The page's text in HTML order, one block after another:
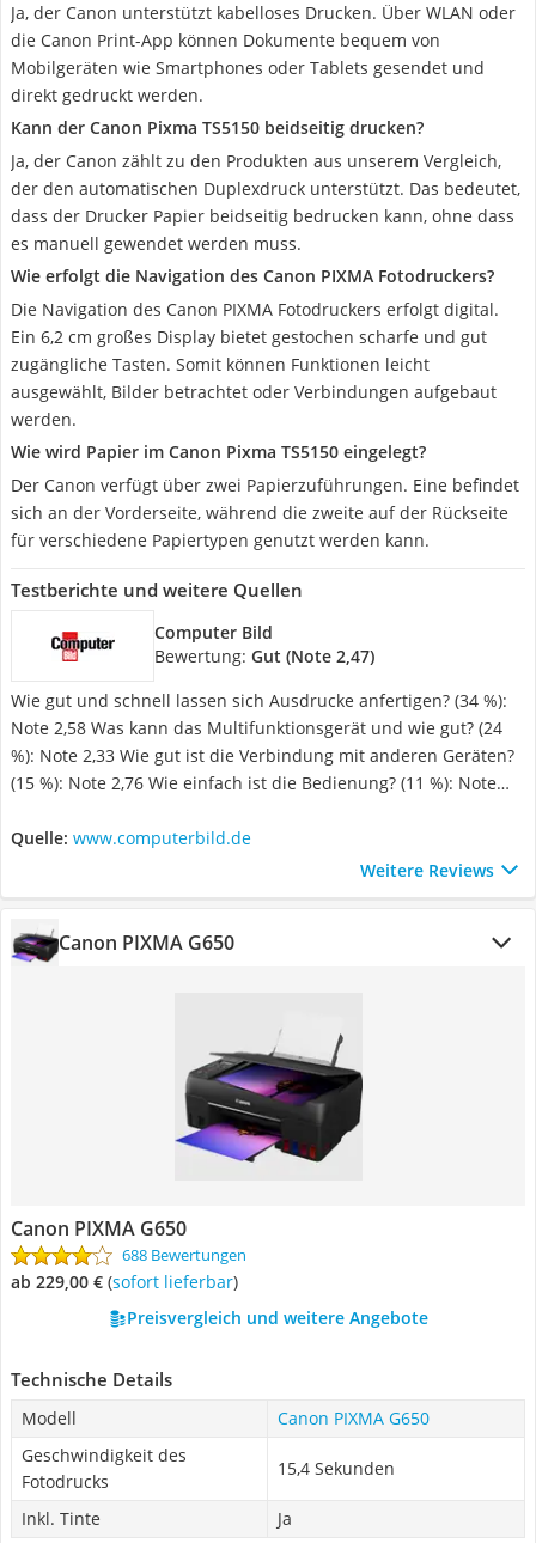
Ja, der Canon unterstützt kabelloses Drucken. Über WLAN oder
die Canon Print-App können Dokumente bequem von
Mobilgeräten wie Smartphones oder Tablets gesendet und
direkt gedruckt werden.
Kann der Canon Pixma TS5150 beidseitig drucken?
Ja, der Canon zählt zu den Produkten aus unserem Vergleich,
der den automatischen Duplexdruck unterstützt. Das bedeutet,
dass der Drucker Papier beidseitig bedrucken kann, ohne dass
es manuell gewendet werden muss.
Wie erfolgt die Navigation des Canon PIXMA Fotodruckers?
Die Navigation des Canon PIXMA Fotodruckers erfolgt digital.
Ein 6,2 cm großes Display bietet gestochen scharfe und gut
zugängliche Tasten. Somit können Funktionen leicht
ausgewählt, Bilder betrachtet oder Verbindungen aufgebaut
werden.
Wie wird Papier im Canon Pixma TS5150 eingelegt?
Der Canon verfügt über zwei Papierzuführungen. Eine befindet
sich an der Vorderseite, während die zweite auf der Rückseite
für verschiedene Papiertypen genutzt werden kann.
Testberichte und weitere Quellen
Computer Bild
Bewertung: Gut (Note 2,47)
Wie gut und schnell lassen sich Ausdrucke anfertigen? (34 %):
Note 2,58 Was kann das Multifunktionsgerät und wie gut? (24
%): Note 2,33 Wie gut ist die Verbindung mit anderen Geräten?
(15 %): Note 2,76 Wie einfach ist die Bedienung? (11 %): Note
Betrieb? (16 %): Note 2,03
Quelle: www.computerbild.de
Weitere Reviews
Canon PIXMA G650
Canon PIXMA G650
688 Bewertungen
ab 229,00 € ( Sofort lieferbar)
Preisvergleich und weitere Angebote
Technische Details
Modell
Canon PIXMA G650
Geschwindigkeit des
Fotodrucks
15,4 Sekunden
Inkl. Tinte Ja